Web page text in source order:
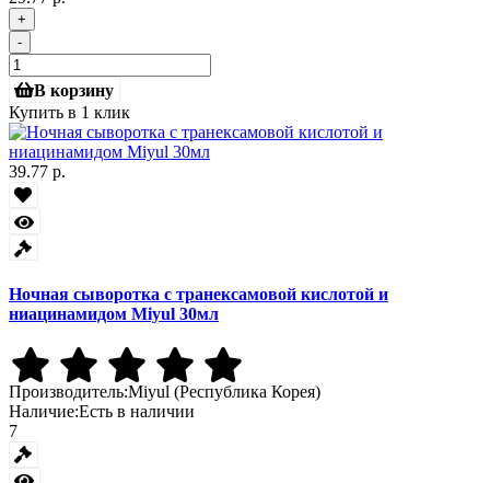
+
-
В корзину
Купить в 1 клик
39.77 р.
Ночная сыворотка с транексамовой кислотой и
ниацинамидом Miyul 30мл
Производитель:Miyul (Республика Корея)
Наличие:Есть в наличии
7